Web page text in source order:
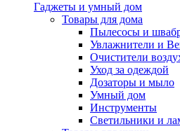
Гаджеты и умный дом
Товары для дома
Пылесосы и
Увлажнители и
Очистители
Уход за одеждой
Дозаторы и мыло
Умный дом
Инструменты
Светильники и